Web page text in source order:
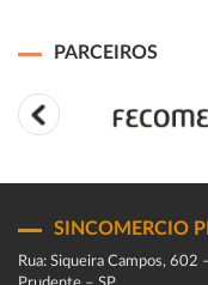
PARCEIROS
SINCOMERCIO
Rua: Siqueira Campos,